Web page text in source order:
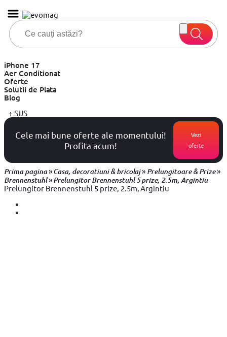
iPhone 17
Aer Conditionat
Oferte
Solutii de Plata
Blog
↑ SUS
Cele mai bune oferte ale momentului!
Profita acum!
Vezi
oferte
Prima pagina»Casa, decoratiuni & bricolaj» Prelungitoare & Prize»
Brennenstuhl»Prelungitor Brennenstuhl 5 prize, 2.5m, Argintiu
Prelungitor Brennenstuhl 5 prize, 2.5m, Argintiu